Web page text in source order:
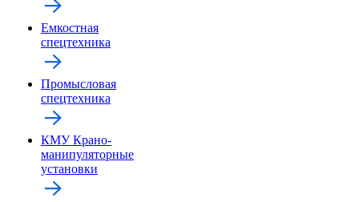
Емкостная
спецтехника
Промысловая
спецтехника
КМУ Крано-
манипуляторные
установки